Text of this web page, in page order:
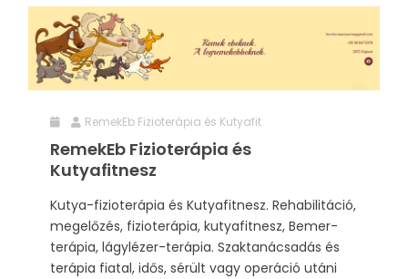
RemekEb Fizioterápia és Kutyafit
RemekEb Fizioterápia és
Kutyafitnesz
Kutya-fizioterápia és Kutyafitnesz. Rehabilitáció,
megelőzés, fizioterápia, kutyafitnesz, Bemer-
terápia, lágylézer-terápia. Szaktanácsadás és
terápia fiatal, idős, sérült vagy operáció utáni